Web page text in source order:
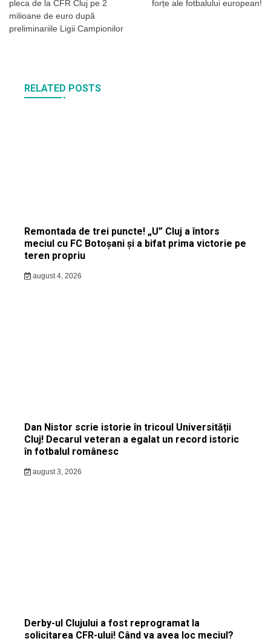
articole
pleca de la CFR Cluj pe 2
milioane de euro după
preliminariile Ligii Campionilor
forțe ale fotbalului european!
RELATED POSTS
Remontada de trei puncte! „U” Cluj a întors
meciul cu FC Botoșani și a bifat prima victorie pe
teren propriu
august 4, 2026
Dan Nistor scrie istorie în tricoul Universității
Cluj! Decarul veteran a egalat un record istoric
în fotbalul românesc
august 3, 2026
Derby-ul Clujului a fost reprogramat la
solicitarea CFR-ului! Când va avea loc meciul?